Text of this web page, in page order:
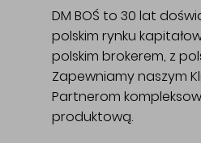
DM BOŚ to 30 lat
polskim rynku
polskim brokerem, z
Zapewniamy naszym
Partnerom
produktową.